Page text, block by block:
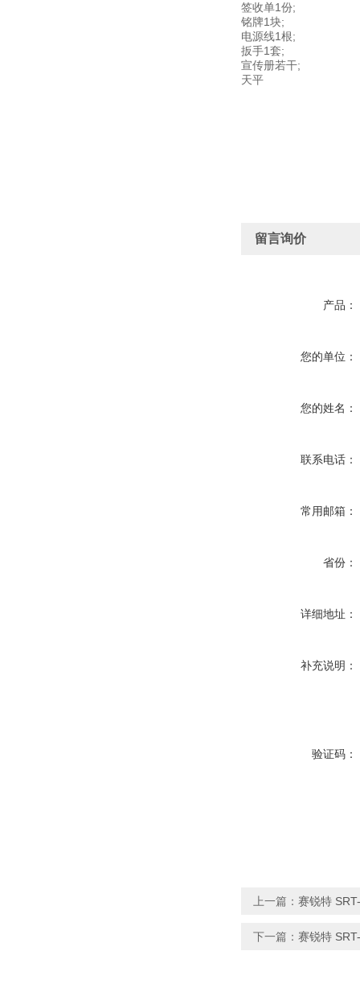
签收单1份;
铭牌1块;
电源线1根;
扳手1套;
宣传册若干;
天平
留言询价
产品：
您的单位：
您的姓名：
联系电话：
常用邮箱：
省份：
详细地址：
补充说明：
验证码：
上一篇： 赛锐特
下一篇： 赛锐特